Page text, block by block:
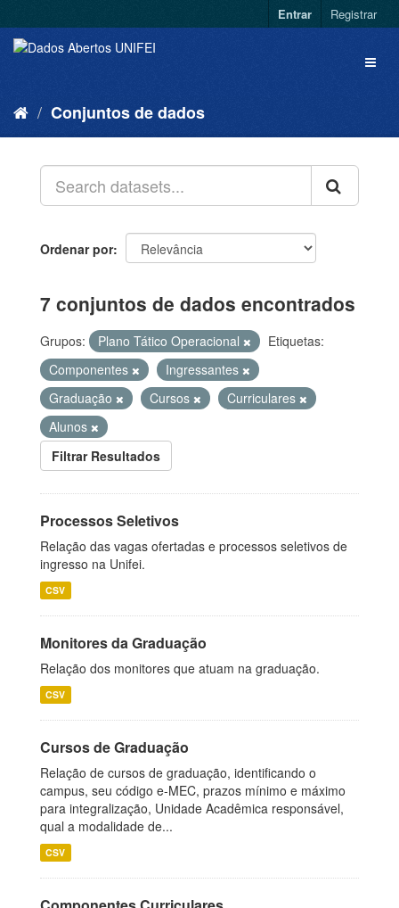
Entrar Registrar
Conjuntos de dados
Ordenar por
7 conjuntos de dados encontrados
Grupos: Plano Tático Operacional
Etiquetas:
Componentes
Ingressantes
Graduação
Cursos
Curriculares
Alunos
Filtrar Resultados
Processos Seletivos
Relação das vagas ofertadas e processos seletivos de
ingresso na Unifei.
CSV
Monitores da Graduação
Relação dos monitores que atuam na graduação.
CSV
Cursos de Graduação
Relação de cursos de graduação, identificando o
campus, seu código e-MEC, prazos mínimo e máximo
para integralização, Unidade Acadêmica responsável,
qual a modalidade de...
CSV